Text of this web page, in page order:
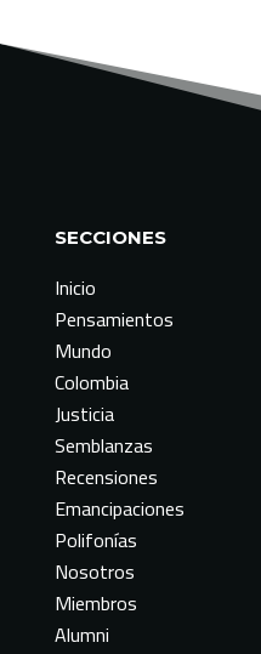
SECCIONES
Inicio
Pensamientos
Mundo
Colombia
Justicia
Semblanzas
Recensiones
Emancipaciones
Polifonías
Nosotros
Miembros
Alumni